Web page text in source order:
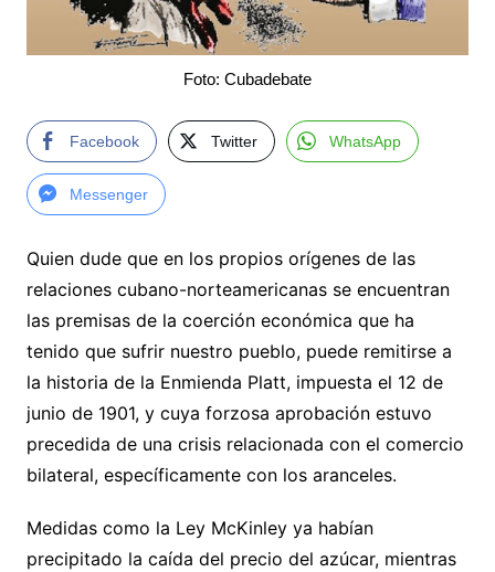
Foto: Cubadebate
Facebook Twitter WhatsApp
Messenger
Quien dude que en los propios orígenes de las
relaciones cubano-norteamericanas se encuentran
las premisas de la coerción económica que ha
tenido que sufrir nuestro pueblo, puede remitirse a
la historia de la Enmienda Platt, impuesta el 12 de
junio de 1901, y cuya forzosa aprobación estuvo
precedida de una crisis relacionada con el comercio
bilateral, específicamente con los aranceles.
Medidas como la Ley McKinley ya habían
precipitado la caída del precio del azúcar, mientras